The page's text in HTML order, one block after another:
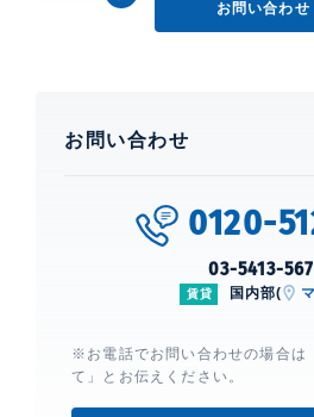
お問い合わせ
お問い合わせ
0120-
03-5413-
賃貸 国内部(
※お電話でお問い合わせの場合は
て」とお伝えください。